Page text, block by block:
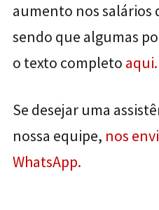
aumento nos salários
sendo que algumas
o texto completo aqui.
Se desejar uma
nossa equipe, nos
WhatsApp.